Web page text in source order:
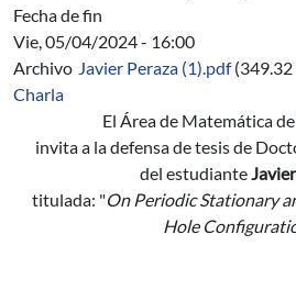
Fecha de fin
Vie, 05/04/2024 - 16:00
Archivo Javier Peraza (1).pdf (349.32
Charla
El Área de Matemática
invita a la defensa de tesis de
del estudiante
titulada: "On Periodic Stationary
Hole